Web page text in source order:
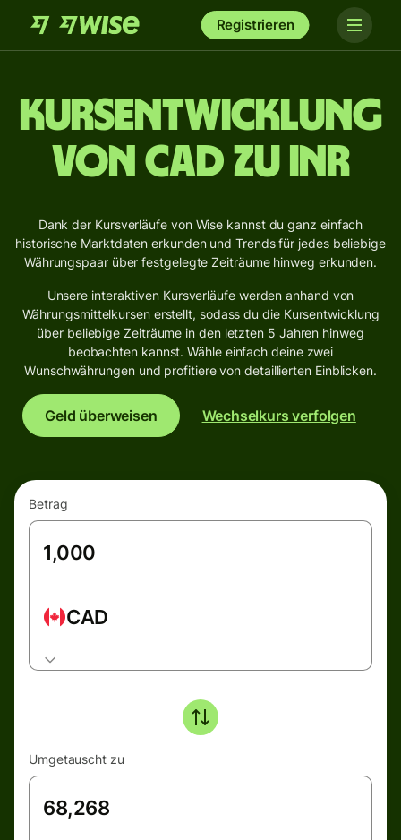
Registrieren
Kursentwicklung
von CAD zu INR
Dank der Kursverläufe von Wise kannst du ganz einfach
historische Marktdaten erkunden und Trends für jedes beliebige
Währungspaar über festgelegte Zeiträume hinweg erkunden.
Unsere interaktiven Kursverläufe werden anhand von
Währungsmittelkursen erstellt, sodass du die Kursentwicklung
über beliebige Zeiträume in den letzten 5 Jahren hinweg
beobachten kannst. Wähle einfach deine zwei
Wunschwährungen und profitiere von detaillierten Einblicken.
Geld überweisen Wechselkurs verfolgen
Betrag
CAD
Umgetauscht zu